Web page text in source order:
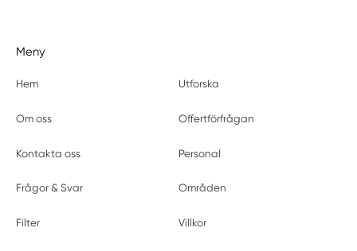
Meny
Hem Utforska
Om oss Offertförfrågan
Kontakta oss Personal
Frågor & Svar Områden
Filter Villkor